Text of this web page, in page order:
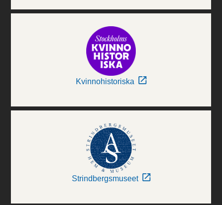
Kvinnohistoriska
Strindbergsmuseet